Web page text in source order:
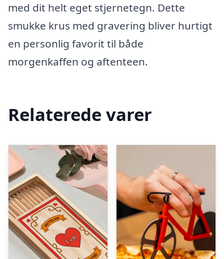
med dit helt eget stjernetegn. Dette
smukke krus med gravering bliver hurtigt
en personlig favorit til både
morgenkaffen og aftenteen.
Relaterede varer